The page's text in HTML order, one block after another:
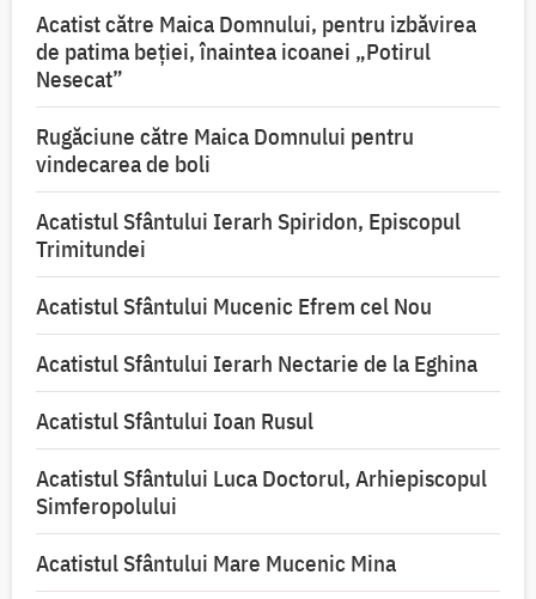
Acatist către Maica Domnului, pentru izbăvirea
de patima beției, înaintea icoanei „Potirul
Nesecat”
Rugăciune către Maica Domnului pentru
vindecarea de boli
Acatistul Sfântului Ierarh Spiridon, Episcopul
Trimitundei
Acatistul Sfântului Mucenic Efrem cel Nou
Acatistul Sfântului Ierarh Nectarie de la Eghina
Acatistul Sfântului Ioan Rusul
Acatistul Sfântului Luca Doctorul, Arhiepiscopul
Simferopolului
Acatistul Sfântului Mare Mucenic Mina